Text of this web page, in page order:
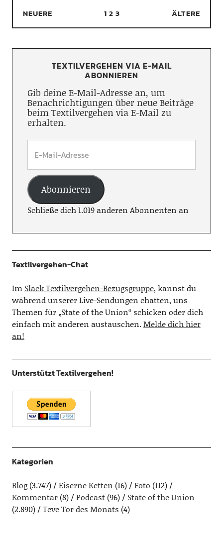
NEUERE 1 2 3 ÄLTERE
TEXTILVERGEHEN VIA E-MAIL
ABONNIEREN
Gib deine E-Mail-Adresse an, um
Benachrichtigungen über neue Beiträge
beim Textilvergehen via E-Mail zu
erhalten.
Abonnieren
Schließe dich 1.019 anderen Abonnenten an
Textilvergehen-Chat
Im Slack Textilvergehen-Bezugsgruppe, kannst du
während unserer Live-Sendungen chatten, uns
Themen für „State of the Union“ schicken oder dich
einfach mit anderen austauschen.Melde dich hier
an!
Unterstützt Textilvergehen!
Kategorien
Blog(3.747) Eiserne Ketten (16) Foto (112)
Kommentar(8) Podcast(96)
State of the Union
(2.890)
Teve Tor des Monats (4)